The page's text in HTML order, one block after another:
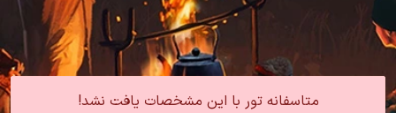
تور داخلی
تور مشهد
متاسفانه تور با این مشخصات یافت نشد!